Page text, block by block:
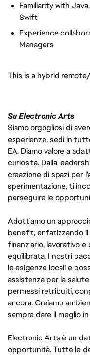
Familiarity with
Swift
Experience
Managers
This is a hybrid
Su Electronic Arts
Siamo orgogliosi di
esperienze, sedi in
EA. Diamo valore a
curiosità. Dalla
creazione di spazi per
sperimentazione, ti
perseguire le
Adottiamo un
benefit, enfatizzando
finanziario, lavorativo
equilibrata. I nostri
le esigenze locali e
assistenza per la
permessi retribuiti,
ancora. Creiamo
sempre dare il meglio
Electronic Arts è un
opportunità. Tutte le